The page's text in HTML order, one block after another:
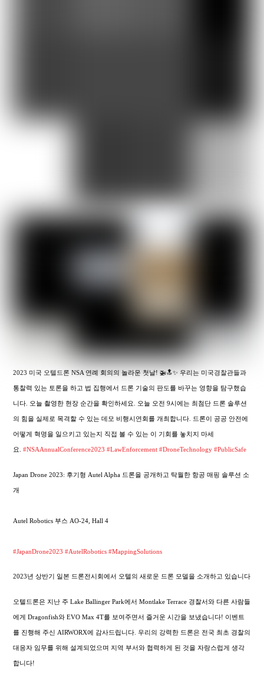
2023 미국 오텔드론 NSA 연례 회의의 놀라운 첫날! 🚁🔝✨ 우리는 미국경찰관들과
통찰력 있는 토론을 하고 법 집행에서 드론 기술의 판도를 바꾸는 영향을 탐구했습
니다. 오늘 촬영한 현장 순간을 확인하세요. 오늘 오전 9시에는 최첨단 드론 솔루션
의 힘을 실제로 목격할 수 있는 데모 비행시연회를 개최합니다. 드론이 공공 안전에
어떻게 혁명을 일으키고 있는지 직접 볼 수 있는 이 기회를 놓치지 마세
요.#NSAAnnualConference2023 #LawEnforcement #DroneTechnology #PublicSafe
Japan Drone 2023: 후기형 Autel Alpha 드론을 공개하고 탁월한 항공 매핑 솔루션 소
개
Autel Robotics 부스 AO-24, Hall 4
#JapanDrone2023#AutelRobotics#MappingSolutions
2023년 상반기 일본 드론전시회에서 오텔의 새로운 드론 모델을 소개하고 있습니다
오텔드론은 지난 주 Lake Ballinger Park에서 Montlake Terrace 경찰서와 다른 사람들
에게 Dragonfish와 EVO Max 4T를 보여주면서 즐거운 시간을 보냈습니다! 이벤트
를 진행해 주신 AIRWORX에 감사드립니다. 우리의 강력한 드론은 전국 최초 경찰의
대응자 임무를 위해 설계되었으며 지역 부서와 협력하게 된 것을 자랑스럽게 생각
합니다!